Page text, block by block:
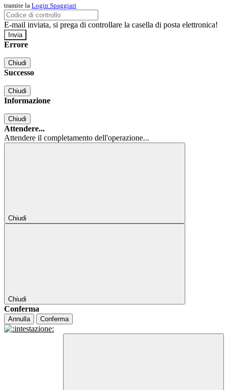
tramite la Login Spaggiari
E-mail inviata, si prega di controllare la casella di posta elettronica!
Errore
Chiudi
Successo
Chiudi
Informazione
Chiudi
Attendere...
Attendere il completamento dell'operazione...
Chiudi
Chiudi
Conferma
Annulla Conferma